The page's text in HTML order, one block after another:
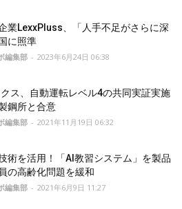
業LexxPluss、「人手不足がさらに深
に照準
編集部 - 2023年6月24日 06:38
ス、自動運転レベル4の共同実証実施
鋼所と合意
編集部 - 2021年11月19日 06:32
術を活用！「AI教習システム」を製品
の高齢化問題を緩和
編集部 - 2021年6月9日 11:27